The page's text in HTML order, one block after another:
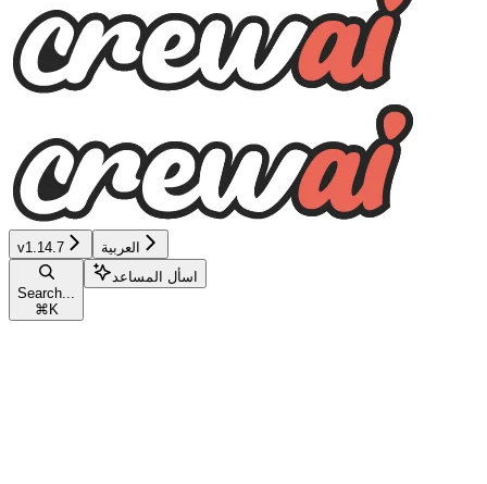
v1.14.7 العربية
Search...
⌘ K
اسأل المساعد